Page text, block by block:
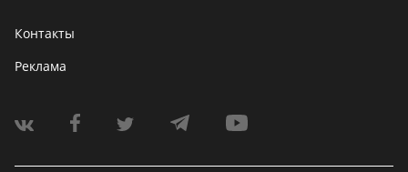
Контакты
Реклама